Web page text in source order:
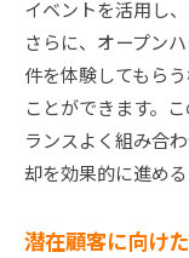
イベントを活用し
さらに、オープン
件を体験してもら
ことができます。
ランスよく組み合
却を効果的に進める
潜在顧客に向け